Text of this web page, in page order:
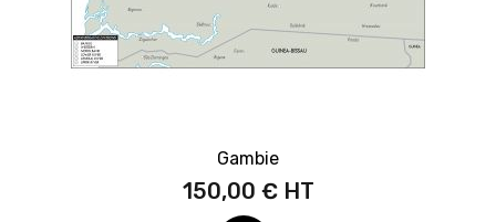
Gambie
150,00 €